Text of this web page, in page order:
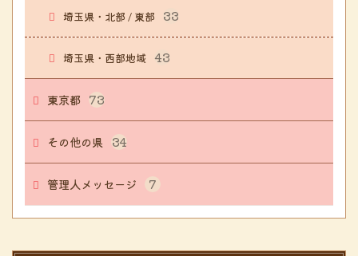
埼玉県・北部 / 東部 33
埼玉県・西部地域 43
東京都 73
その他の県 34
管理人メッセージ 7